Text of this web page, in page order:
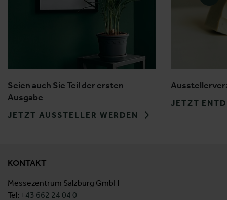
Seien auch Sie Teil der ersten
Ausgabe
JETZT AUSSTELLER WERDEN
JETZT
KONTAKT
Messezentrum Salzburg GmbH
Tel: +43 662 24 04 0